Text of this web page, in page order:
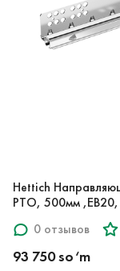
Hettich
0 отзывов
93 750 so‘m